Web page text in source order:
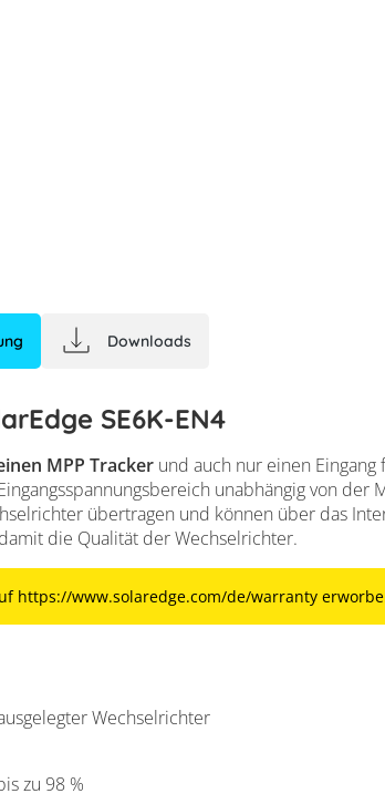
Downloads
SE6K-EN4
MPP Trackerund auch nur einen
unabhängig von
übertragen und können über das
die Qualität der Wechselrichter.
https://www.solaredge.com/de/warranty
Wechselrichter
zu 98 %